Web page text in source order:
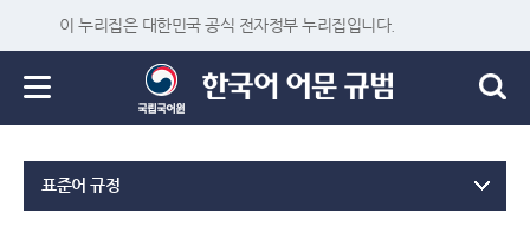
이 누리집은 대한민국 공식 전자정부 누리집입니다.
표준어 규정